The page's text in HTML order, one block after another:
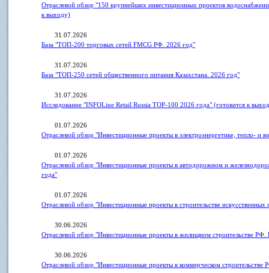
Отраслевой обзор "150 крупнейших инвестиционных проектов
к выходу)
31.07.2026
База "ТОП-200 торговых сетей FMCG РФ. 2026 год"
31.07.2026
База "ТОП-250 сетей общественного питания Казахстана. 2026 год"
31.07.2026
Исследование "INFOLine Retail Russia ТOP-100 2026 года" (готовится к
01.07.2026
Отраслевой обзор "Инвестиционные проекты в электроэнергетике, тепло-
01.07.2026
Отраслевой обзор "Инвестиционные проекты в автодорожном и
года"
01.07.2026
Отраслевой обзор "Инвестиционные проекты в строительстве
30.06.2026
Отраслевой обзор "Инвестиционные проекты в жилищном строительстве
30.06.2026
Отраслевой обзор "Инвестиционные проекты в коммерческом